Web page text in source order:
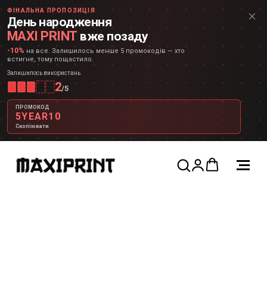
ФІНАЛЬНА ПРОПОЗИЦІЯ
День народження
MAXI PRINT вже позаду
-10% на все. Залишилось менше 5 промокодів — хто
встигне, тому пощастило.
Залишилось використань
2/5
ПРОМОКОД
5YEAR10
Скопіювати